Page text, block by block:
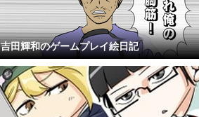
吉田輝和のゲームプレイ絵日記